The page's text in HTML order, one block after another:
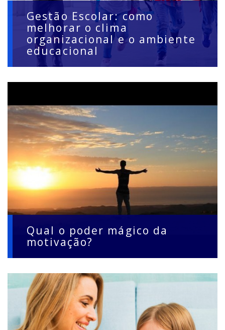
Gestão Escolar: como
melhorar o clima
organizacional e o ambiente
educacional
Qual o poder mágico da
motivação?